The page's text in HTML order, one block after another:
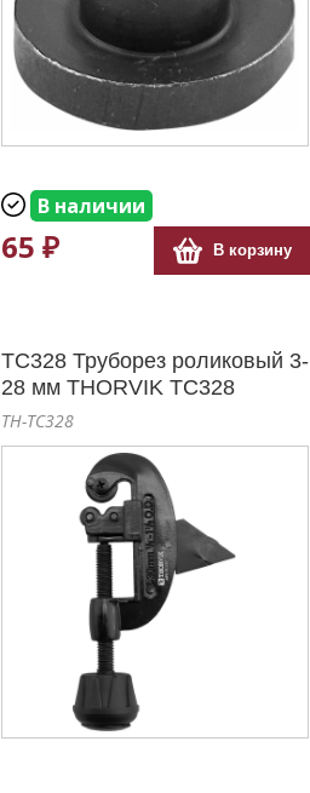
В наличии
65 ₽ В корзину
TC328 Труборез роликовый 3-
28 мм THORVIK TC328
TH-TC328